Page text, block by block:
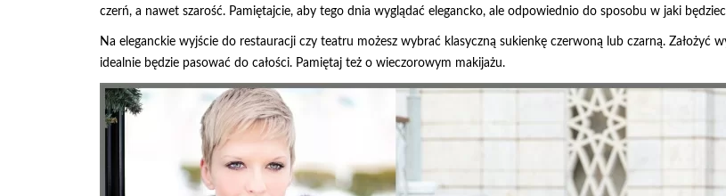
czerń, a nawet szarość. Pamiętajcie, aby tego dnia wyglądać elegancko, ale odpowiednio do sposobu w jaki
Na eleganckie wyjście do restauracji czy teatru możesz wybrać klasyczną sukienkę czerwoną lub czarną. Założyć
idealnie będzie pasować do całości. Pamiętaj też o wieczorowym makijażu.